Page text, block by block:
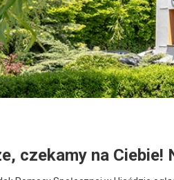
czekamy na Ciebie!